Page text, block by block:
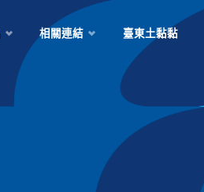
相關連結 臺東土黏黏